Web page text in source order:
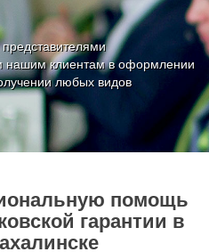
нашим клиентам в оформлении
любых видов
помощь
гарантии в